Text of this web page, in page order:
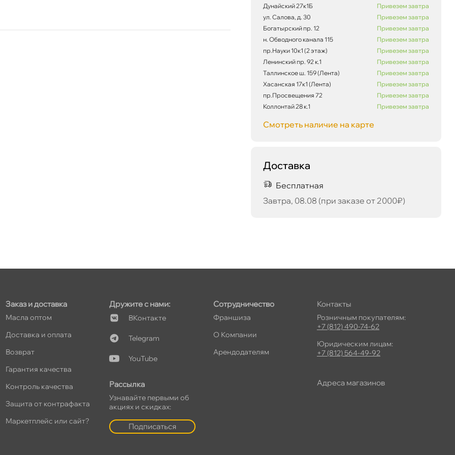
Дунайский 27к1Б
Привезем завтра
ул. Салова, д. 30
Привезем завтра
Богатырский пр. 12
Привезем завтра
н. Обводного канала 115
Привезем завтра
пр.Науки 10к1 (2 этаж)
Привезем завтра
Ленинский пр. 92 к.1
Привезем завтра
Таллинское ш. 159 (Лента)
Привезем завтра
Хасанская 17к1 (Лента)
Привезем завтра
пр.Просвещения 72
Привезем завтра
Коллонтай 28 к.1
Привезем завтра
Смотреть наличие на карте
Доставка
Бесплатная
Завтра, 08.08 (при заказе от 2000₽)
Заказ и доставка
Масла оптом
Доставка и оплата
озврат
Гарантия качества
Контроль качества
Защита от контрафакта
Маркетплейс или сайт?
Дружите с нами:
Контакте
Telegram
YouTube
Рассылка
Узнавайте первыми о
акциях и скидках:
Подписаться
Сотрудничество
Франшиза
О Компании
Арендодателям
Контакты
Розничным покупателям:
+7 (812) 490-74-62
Юридическим лицам:
+7 (812) 564-49-92
Адреса магазино